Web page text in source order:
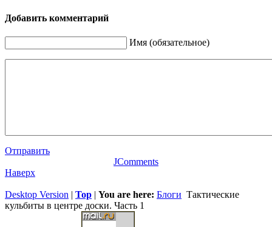
Добавить комментарий
Имя (обязательное)
Отправить
JComments
Наверх
Desktop Version | Top | You are here: Блоги Тактические
кульбиты в центре доски. Часть 1